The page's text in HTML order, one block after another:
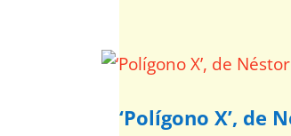
‘Polígono X’,